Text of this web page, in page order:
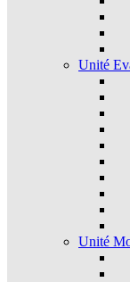
Unité
Unité